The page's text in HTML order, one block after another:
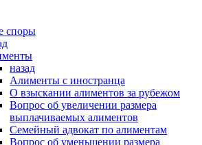
споры
назад
Алименты с иностранца
О взыскании алиментов за рубежом
Вопрос об увеличении размера
выплачиваемых алиментов
Семейный адвокат по алиментам
Вопрос об уменьшении размера